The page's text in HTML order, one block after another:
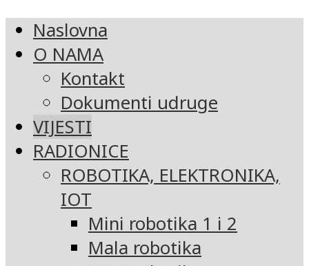
Naslovna
O NAMA
Kontakt
Dokumenti udruge
VIJESTI
RADIONICE
ROBOTIKA, ELEKTRONIKA,
IOT
Mini robotika 1 i 2
Mala robotika